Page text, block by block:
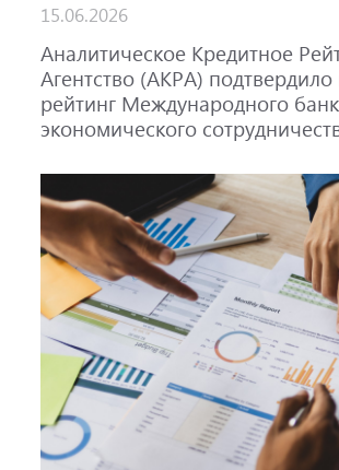
15.06.2026
Аналитическое Кредитное
Агентство (АКРА)
рейтинг Международного
экономического
прогноз «Стабильный», и по
национальной шкале для
Федерации на уровне AAA(RU),
«Стабильный». Также
рейтинг облигаций МБЭС
(RU000A101RJ7), 002Р-03
и 002Р-04 (RU000A10CC99) на
AAA(RU).